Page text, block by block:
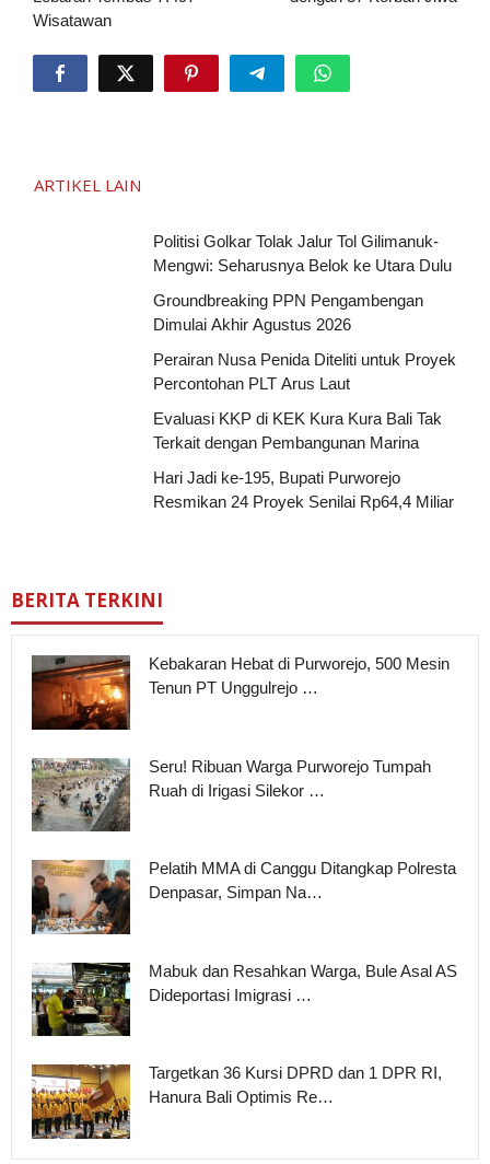
Wisatawan
ARTIKEL LAIN
Politisi Golkar Tolak Jalur Tol Gilimanuk-
Mengwi: Seharusnya Belok ke Utara Dulu
Groundbreaking PPN Pengambengan
Dimulai Akhir Agustus 2026
Perairan Nusa Penida Diteliti untuk Proyek
Percontohan PLT Arus Laut
Evaluasi KKP di KEK Kura Kura Bali Tak
Terkait dengan Pembangunan Marina
Hari Jadi ke-195, Bupati Purworejo
Resmikan 24 Proyek Senilai Rp64,4 Miliar
BERITA TERKINI
Kebakaran Hebat di Purworejo, 500 Mesin
Tenun PT Unggulrejo …
Seru! Ribuan Warga Purworejo Tumpah
Ruah di Irigasi Silekor …
Pelatih MMA di Canggu Ditangkap Polresta
Denpasar, Simpan Na…
Mabuk dan Resahkan Warga, Bule Asal AS
Dideportasi Imigrasi …
Targetkan 36 Kursi DPRD dan 1 DPR RI,
Hanura Bali Optimis Re…